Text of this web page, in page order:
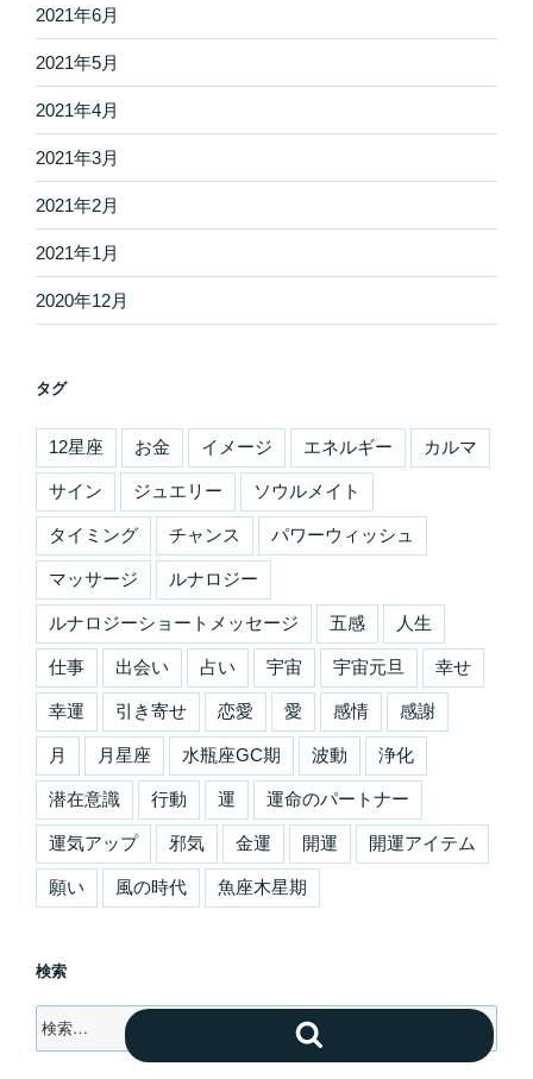
2021年6月
2021年5月
2021年4月
2021年3月
2021年2月
2021年1月
2020年12月
タグ
12星座 お金 イメージ エネルギー カルマ
サイン ジュエリー ソウルメイト
タイミング チャンス パワーウィッシュ
マッサージ ルナロジー
ルナロジーショートメッセージ 五感 人生
仕事 出会い 占い 宇宙 宇宙元旦 幸せ
幸運 引き寄せ 恋愛 愛 感情 感謝
月 月星座 水瓶座GC期 波動 浄化
潜在意識 行動 運 運命のパートナー
運気アップ 邪気 金運 開運 開運アイテム
願い 風の時代 魚座木星期
検索
検
索:
索